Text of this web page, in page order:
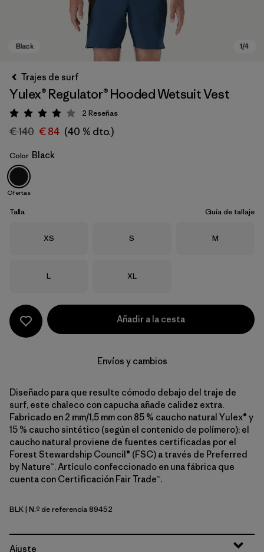
Black
Trajes de surf
Yulex® Regulator® Hooded Wetsuit Vest
Puntuación: 4 / 5
2 Reseñas
€ 140 € 84 (40 % dto.)
Color Black
Ofertas
Talla Guía de tallaje
Talla
XS Talla
S Talla
M
Talla
L Talla
XL
Añadir a la cesta
Envíos y cambios
Diseñado para que resulte cómodo debajo del traje de
surf, este chaleco con capucha añade calidez extra.
Fabricado en 2 mm/1,5 mm con 85 % caucho natural Yulex® y
15 % caucho sintético (según el contenido de polímero); el
caucho natural proviene de fuentes certificadas por el
Forest Stewardship Council® (FSC) a través de Preferred
by Nature™. Artículo confeccionado en una fábrica que
cuenta con Certificación Fair Trade™.
Black
BLK| N.º de referencia 89452
Ajuste